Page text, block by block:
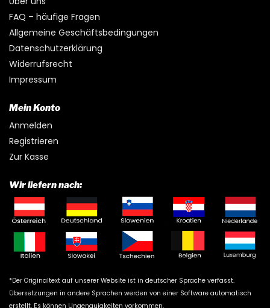
FAQ – häufige Fragen
Allgemeine Geschäftsbedingungen
Datenschutzerklärung
Widerrufsrecht
Impressum
Mein Konto
Anmelden
Registrieren
Zur Kasse
Wir liefern nach:
*Der Originaltext auf unserer Website ist in deutscher Sprache verfasst.
Übersetzungen in andere Sprachen werden von einer Software automatisch
erstellt. Es können Ungenauigkeiten vorkommen.